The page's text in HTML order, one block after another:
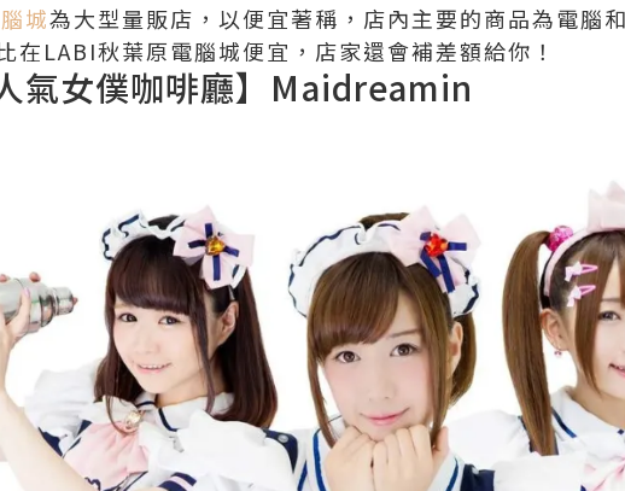
城為大型量販店，以便宜著稱，店內主要的商品為電腦
在LABI秋葉原電腦城便宜，店家還會補差額給你！
氣女僕咖啡廳】Maidreamin